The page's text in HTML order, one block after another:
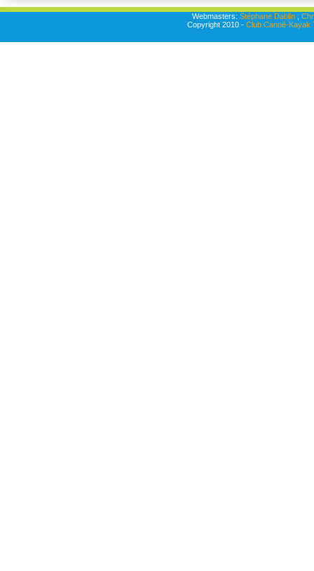
Webmasters: Stéphane Dablin,
Copyright 2010 - Club Canoë-Kayak